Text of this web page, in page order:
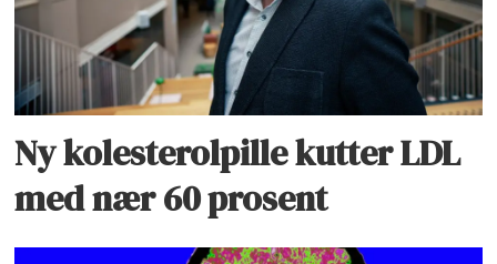
Ny kolesterolpille kutter LDL
med nær 60 prosent